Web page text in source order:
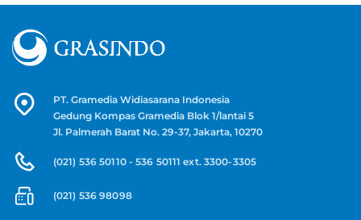
PT. Gramedia Widiasarana Indonesia
Gedung Kompas Gramedia Blok 1/lantai 5
Jl. Palmerah Barat No. 29-37, Jakarta, 10270
(021) 536 50110 - 536 50111 ext. 3300-3305
(021) 536 98098